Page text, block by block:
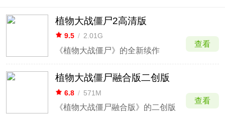
植物大战僵尸2高清版
9.5 / 2.01G
《植物大战僵尸》的全新续作
查看
植物大战僵尸融合版二创版
6.8 / 571M
《植物大战僵尸融合版》的二创版
查看